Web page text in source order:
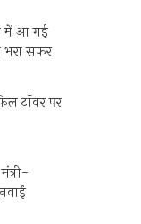
में आ गई
भरा सफर
टॉवर पर